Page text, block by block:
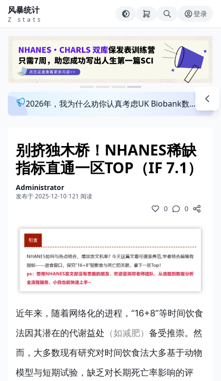
风暴统计
Z stats
登录
2026年，我为什么劝你认真考虑UK Biobank数据库？来看看这个一对一指导发文班
别挤独木桥！NHANES稀缺
指标直通一区TOP（IF 7.1）
Administrator
发布于 2025-12-10/121 阅读
0 0
近年来，随着网络化的进程，“16+8”等时间饮食
法因其潜在的代谢益处 （如减肥） 备受推崇。然
而，大多数现有研究对时间饮食法大多基于动物
模型与短期试验，缺乏对长期死亡率影响的评